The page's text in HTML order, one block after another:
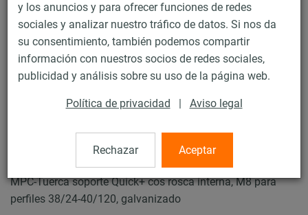
y los anuncios y para ofrecer funciones de redes
sociales y analizar nuestro tráfico de datos. Si nos da
su consentimiento, también podemos compartir
información con nuestros socios de redes sociales,
publicidad y análisis sobre su uso de la página web.
Política de privacidad | Aviso legal
Rechazar Aceptar
Productos Protección contra el fuego
Fijaciones pirorresistentes
Carriles de instalación
MPC-Tuercas soporte Quick+
MPC-Tuercas soporte Quick+
MPC-Tuerca soporte Quick+ cos rosca interna, M8 para
perfiles 38/24-40/120, galvanizado